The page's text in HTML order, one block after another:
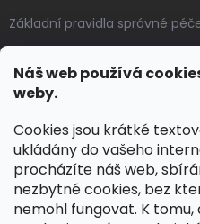
Náš web používá
weby.
Cookies jsou krátké
ukládány do vašeho
procházíte náš web,
nezbytné cookies, bez
nemohl fungovat. K
Základní pravidla správné
Výroba českých kožených
řemesla
KONTAKT
dotazy@spongr.cz